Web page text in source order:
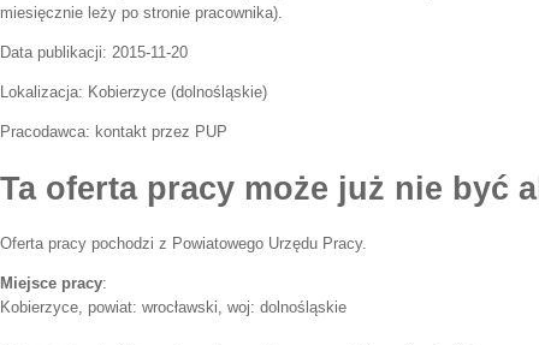
miesięcznie leży po stronie pracownika).
Data publikacji: 2015-11-20
Lokalizacja: Kobierzyce (dolnośląskie)
Pracodawca: kontakt przez PUP
Ta oferta pracy może już nie być
Oferta pracy pochodzi z Powiatowego Urzędu Pracy.
Miejsce pracy:
Kobierzyce, powiat: wrocławski, woj: dolnośląskie